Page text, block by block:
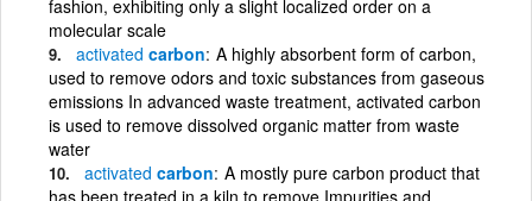
fashion, exhibiting only a slight localized order on a
molecular scale
activated carbon A highly absorbent form of carbon,
used to remove odors and toxic substances from gaseous
emissions In advanced waste treatment, activated carbon
is used to remove dissolved organic matter from waste
water
activated carbon A mostly pure carbon product that
has been treated in a kiln to remove Impurities and